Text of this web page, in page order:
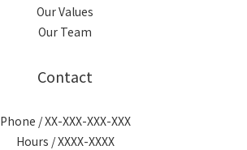
Our Values
Our Team
Contact
Phone / XX-XXX-XXX-XXX
Hours / XXXX-XXXX